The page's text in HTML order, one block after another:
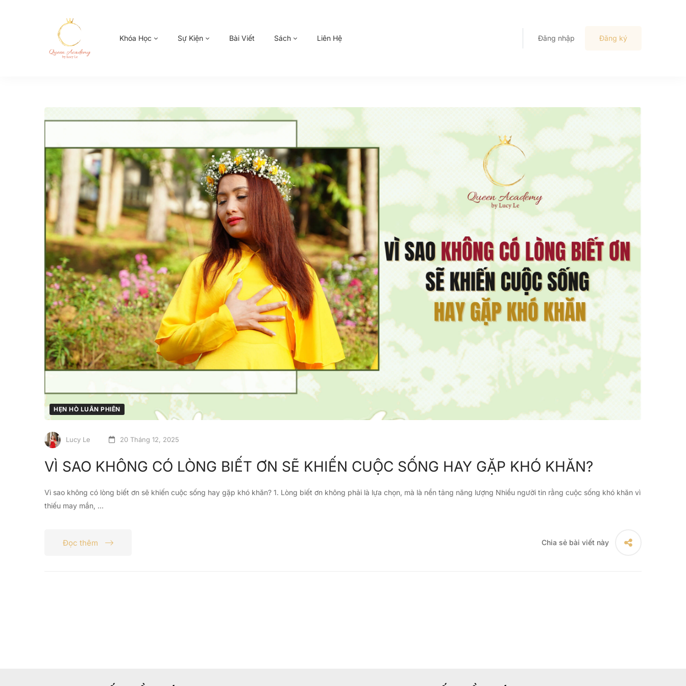
Khóa Học Sự Kiện Bài Viết Sách Liên Hệ Đăng nhập Đăng ký
HẸN HÒ LUÂN PHIÊN
Lucy Le 20 Tháng 12, 2025
VÌ SAO KHÔNG CÓ LÒNG BIẾT ƠN SẼ KHIẾN CUỘC SỐNG HAY GẶP KHÓ KHĂN?
Vì sao không có lòng biết ơn sẽ khiến cuộc sống hay gặp khó khăn? 1. Lòng biết ơn không phải là lựa chọn, mà là nền tảng năng lượng Nhiều người tin rằng cuộc sống khó khăn vì
thiếu may mắn, …
Đọc thêm Chia sẻ bài viết này